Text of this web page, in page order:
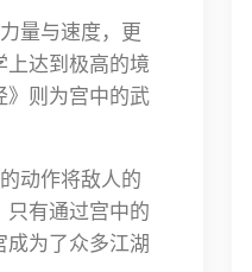
量与速度，更
上达到极高的境
》则为宫中的武
动作将敌人的
只有通过宫中的
为了众多江湖